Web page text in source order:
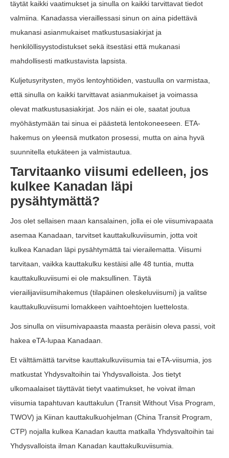
täytät kaikki vaatimukset ja sinulla on kaikki tarvittavat tiedot
valmiina. Kanadassa vieraillessasi sinun on aina pidettävä
mukanasi asianmukaiset matkustusasiakirjat ja
henkilöllisyystodistukset sekä itsestäsi että mukanasi
mahdollisesti matkustavista lapsista.
Kuljetusyritysten, myös lentoyhtiöiden, vastuulla on varmistaa,
että sinulla on kaikki tarvittavat asianmukaiset ja voimassa
olevat matkustusasiakirjat. Jos näin ei ole, saatat joutua
myöhästymään tai sinua ei päästetä lentokoneeseen. ETA-
hakemus on yleensä mutkaton prosessi, mutta on aina hyvä
suunnitella etukäteen ja valmistautua.
Tarvitaanko viisumi edelleen, jos
kulkee Kanadan läpi
pysähtymättä?
Jos olet sellaisen maan kansalainen, jolla ei ole viisumivapaata
asemaa Kanadaan, tarvitset kauttakulkuviisumin, jotta voit
kulkea Kanadan läpi pysähtymättä tai vierailematta. Viisumi
tarvitaan, vaikka kauttakulku kestäisi alle 48 tuntia, mutta
kauttakulkuviisumi ei ole maksullinen. Täytä
vierailijaviisumihakemus (tilapäinen oleskeluviisumi) ja valitse
kauttakulkuviisumi lomakkeen vaihtoehtojen luettelosta.
Jos sinulla on viisumivapaasta maasta peräisin oleva passi, voit
hakea eTA-lupaa Kanadaan.
Et välttämättä tarvitse kauttakulkuviisumia tai eTA-viisumia, jos
matkustat Yhdysvaltoihin tai Yhdysvalloista. Jos tietyt
ulkomaalaiset täyttävät tietyt vaatimukset, he voivat ilman
viisumia tapahtuvan kauttakulun (Transit Without Visa Program,
TWOV) ja Kiinan kauttakulkuohjelman (China Transit Program,
CTP) nojalla kulkea Kanadan kautta matkalla Yhdysvaltoihin tai
Yhdysvalloista ilman Kanadan kauttakulkuviisumia.